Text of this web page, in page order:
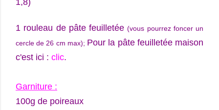
1 rouleau de pâte feuilletée(vous pourrez foncer un
cercle de 26 cm max); Pour la pâte feuilletée maison
c'est ici : clic.
Garniture :
100g de poireaux